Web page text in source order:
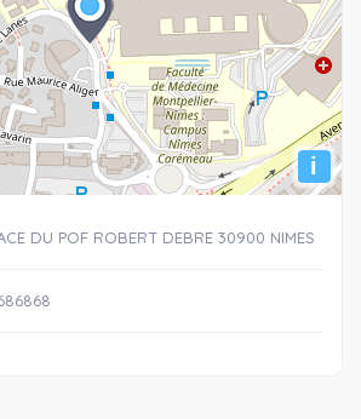
i
DU POF ROBERT DEBRE 30900 NIMES